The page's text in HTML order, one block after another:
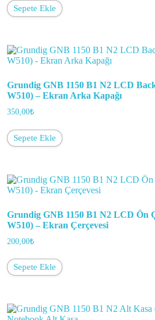
Sepete Ekle
Grundig GNB 1150 B1 N2 LCD
W510) – Ekran Arka Kapağı
350,00₺
Sepete Ekle
Grundig GNB 1150 B1 N2 LCD Ön
W510) – Ekran Çerçevesi
200,00₺
Sepete Ekle